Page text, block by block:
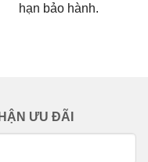
hạn bảo hành.
ƯU ĐÃI